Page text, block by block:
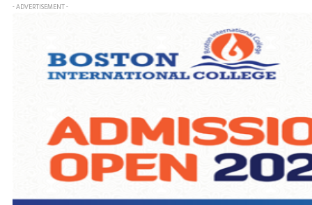
- ADVERTISEMENT -